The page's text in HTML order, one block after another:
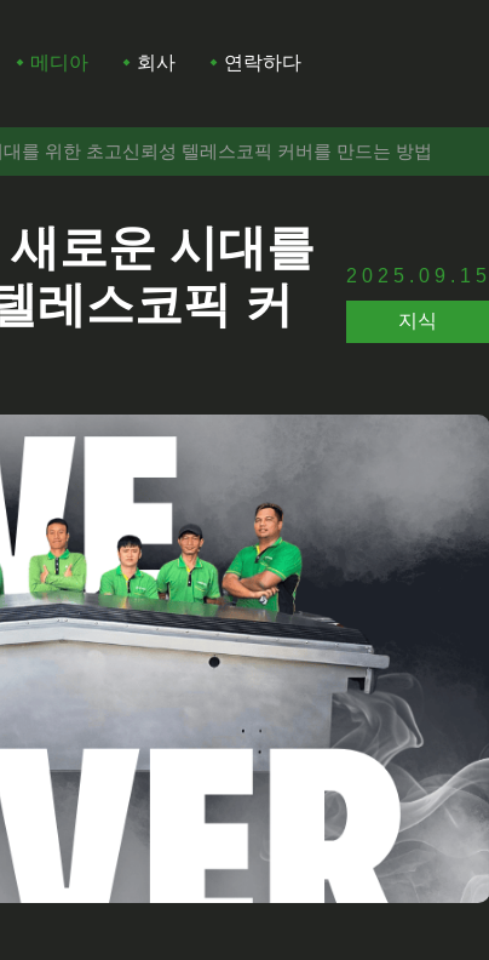
메디아 회사 연락하다
를 위한 초고신뢰성 텔레스코픽 커버를 만드는 방법
로운 시대를
레스코픽 커
2025.09.15
지식